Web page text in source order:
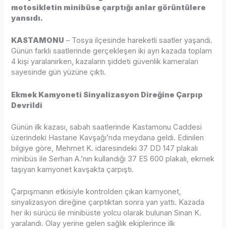
motosikletin minibüse çarptığı anlar görüntülere
yansıdı.
KASTAMONU – Tosya ilçesinde hareketli saatler yaşandı.
Günün farklı saatlerinde gerçekleşen iki ayrı kazada toplam
4 kişi yaralanırken, kazaların şiddeti güvenlik kameraları
sayesinde gün yüzüne çıktı.
Ekmek Kamyoneti Sinyalizasyon Direğine Çarpıp
Devrildi
Günün ilk kazası, sabah saatlerinde Kastamonu Caddesi
üzerindeki Hastane Kavşağı’nda meydana geldi. Edinilen
bilgiye göre, Mehmet K. idaresindeki 37 DD 147 plakalı
minibüs ile Serhan A.’nın kullandığı 37 ES 600 plakalı, ekmek
taşıyan kamyonet kavşakta çarpıştı.
Çarpışmanın etkisiyle kontrolden çıkan kamyonet,
sinyalizasyon direğine çarptıktan sonra yan yattı. Kazada
her iki sürücü ile minibüste yolcu olarak bulunan Sinan K.
yaralandı. Olay yerine gelen sağlık ekiplerince ilk